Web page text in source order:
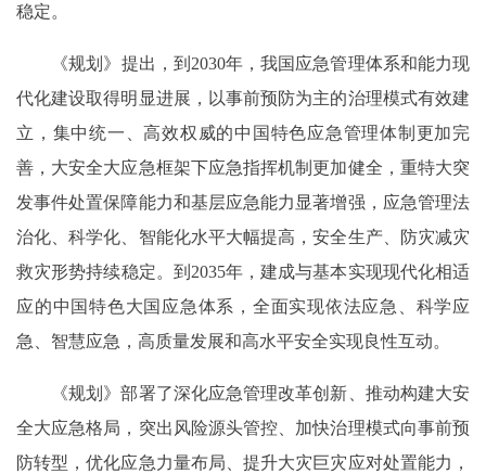
稳定。
《规划》提出，到2030年，我国应急管理体系和能力现
代化建设取得明显进展，以事前预防为主的治理模式有效建
立，集中统一、高效权威的中国特色应急管理体制更加完
善，大安全大应急框架下应急指挥机制更加健全，重特大突
发事件处置保障能力和基层应急能力显著增强，应急管理法
治化、科学化、智能化水平大幅提高，安全生产、防灾减灾
救灾形势持续稳定。到2035年，建成与基本实现现代化相适
应的中国特色大国应急体系，全面实现依法应急、科学应
急、智慧应急，高质量发展和高水平安全实现良性互动。
《规划》部署了深化应急管理改革创新、推动构建大安
全大应急格局，突出风险源头管控、加快治理模式向事前预
防转型，优化应急力量布局、提升大灾巨灾应对处置能力，